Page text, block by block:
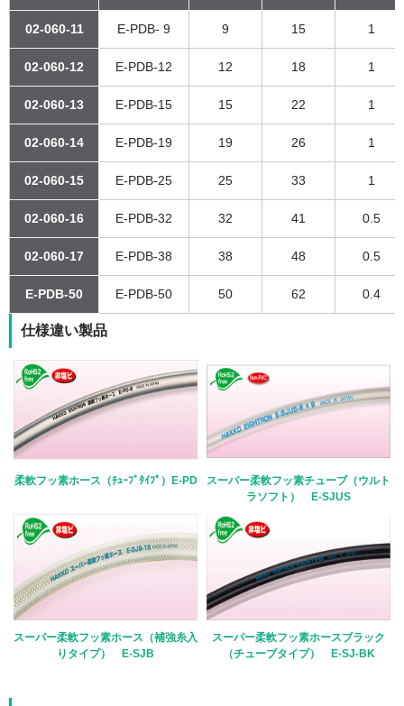
02-060-11 E-PDB- 9 9 15 1
02-060-12 E-PDB-12 12 18 1
02-060-13 E-PDB-15 15 22 1
02-060-14 E-PDB-19 19 26 1
02-060-15 E-PDB-25 25 33 1
02-060-16 E-PDB-32 32 41 0.5
02-060-17 E-PDB-38 38 48 0.5
E-PDB-50 E-PDB-50 50 62 0.4
仕様違い製品
柔軟フッ素ホース（ﾁｭｰﾌﾞﾀｲﾌﾟ）E-PD
スーパー柔軟フッ素チューブ（ウルト
ラソフト） E-SJUS
スーパー柔軟フッ素ホース（補強糸入
りタイプ） E-SJB
スーパー柔軟フッ素ホースブラック
（チューブタイプ） E-SJ-BK